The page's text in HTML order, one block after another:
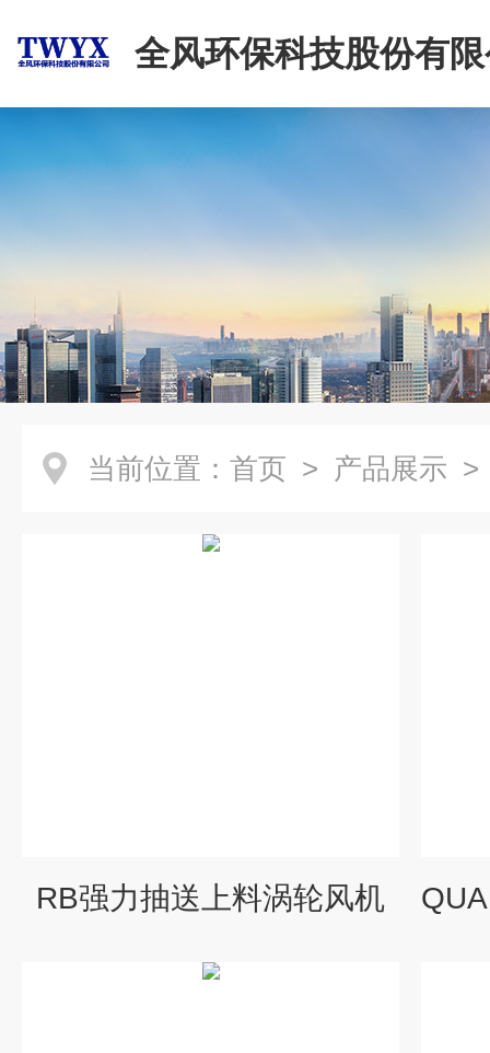
全风环保科技股份有
当前位置： 首页 > 产品展示
RB强力抽送上料涡轮风机